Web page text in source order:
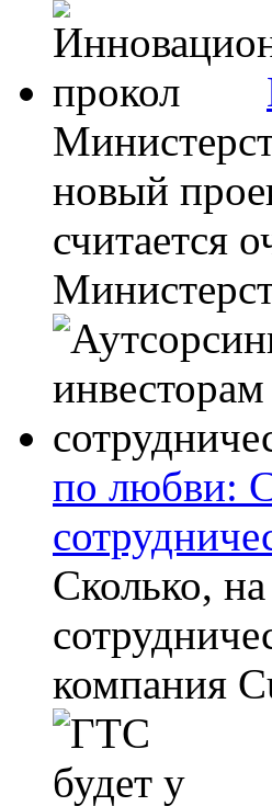
новый
считается
по любви:
Сколько,
компания